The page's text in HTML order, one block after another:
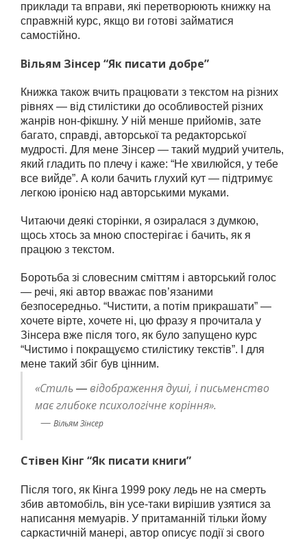
приклади та вправи, які перетворюють книжку на
справжній курс, якщо ви готові займатися
самостійно.
Вільям Зінсер “Як писати добре”
Книжка також вчить працювати з текстом на різних
рівнях — від стилістики до особливостей різних
жанрів нон-фікшну. У ній менше прийомів, зате
багато, справді, авторської та редакторської
мудрості. Для мене Зінсер — такий мудрий учитель,
який гладить по плечу і каже: “Не хвилюйся, у тебе
все вийде”. А коли бачить глухий кут — підтримує
легкою іронією над авторськими муками.
Читаючи деякі сторінки, я озиралася з думкою,
щось хтось за мною спостерігає і бачить, як я
працюю з текстом.
Боротьба зі словесним сміттям і авторський голос
— речі, які автор вважає пов’язаними
безпосередньо. “Чистити, а потім прикрашати” —
хочете вірте, хочете ні, цю фразу я прочитала у
Зінсера вже після того, як було запущено курс
“Чистимо і покращуємо стилістику текстів”. І для
мене такий збіг був цінним.
«Стиль — відображення душі, і письменство
має глибоке психологічне коріння».
— Вільям Зінсер
Стівен Кінг “Як писати книги”
Після того, як Кінга 1999 року ледь не на смерть
збив автомобіль, він усе-таки вирішив узятися за
написання мемуарів. У притаманній тільки йому
саркастичній манері, автор описує події зі свого